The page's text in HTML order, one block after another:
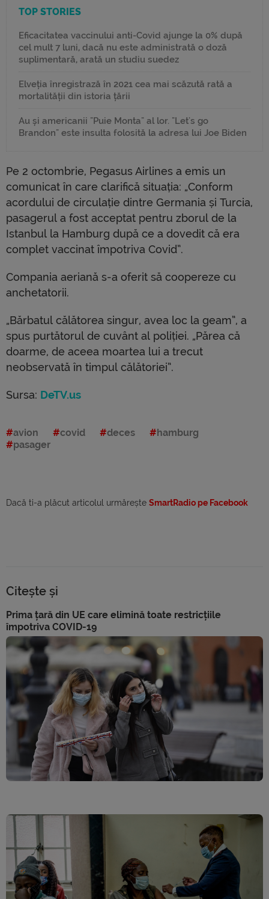
TOP STORIES
Eficacitatea vaccinului anti-Covid ajunge la 0% după
cel mult 7 luni, dacă nu este administrată o doză
suplimentară, arată un studiu suedez
Elveția înregistrază în 2021 cea mai scăzută rată a
mortalității din istoria țării
Au și americanii "Puie Monta" al lor. "Let's go
Brandon" este insulta folosită la adresa lui Joe Biden
Pe 2 octombrie, Pegasus Airlines a emis un
comunicat în care clarifică situația: „Conform
acordului de circulație dintre Germania și Turcia,
pasagerul a fost acceptat pentru zborul de la
Istanbul la Hamburg după ce a dovedit că era
complet vaccinat împotriva Covid”.
Compania aeriană s-a oferit să coopereze cu
anchetatorii.
„Bărbatul călătorea singur, avea loc la geam”, a
spus purtătorul de cuvânt al poliției. „Părea că
doarme, de aceea moartea lui a trecut
neobservată în timpul călătoriei”.
Sursa: DeTV.us
avion covid deces
hamburg
pasager
Dacă ti-a plăcut articolul urmărește SmartRadio pe Facebook
Citește și
Prima țară din UE care elimină toate restricțiile
împotriva COVID-19